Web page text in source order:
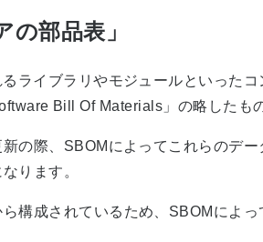
部品表」
ライブラリやモジュールといった
Bill Of Materials」の略したも
の際、SBOMによってこれらのデ
ります。
構成されているため、SBOMによ